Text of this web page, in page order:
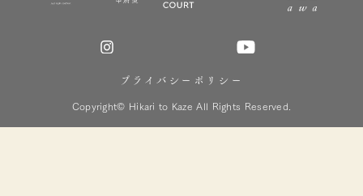
プライバシーポリシー
Copyright© Hikari to Kaze All Rights Reserved.